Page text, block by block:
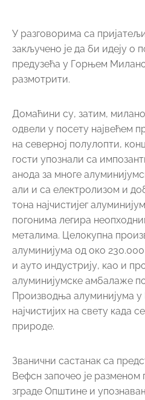
У разговорима са
закључено је да би идеју о
предузећа у Горњем
размотрити.
Домаћини су, затим,
одвели у посету највећем
на северној полулопти,
гости упознали са
анода за многе
али и са електролизом и
тона најчистијег
погонима легира
металима. Целокупна
алуминијума од око
и ауто индустрију, као и
алуминијумске амбалаже
Производња алуминијума у
најчистијих на свету када
природе.
Званични састанак са
Вефсн започео је
зграде Општине и